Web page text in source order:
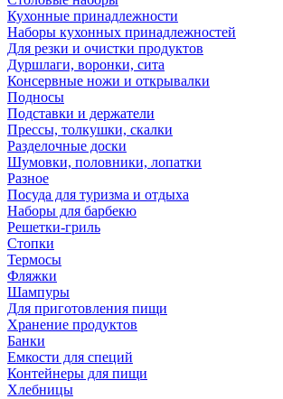
Кухонные принадлежности
Наборы кухонных принадлежностей
Для резки и очистки продуктов
Дуршлаги, воронки, сита
Консервные ножи и открывалки
Подносы
Подставки и держатели
Прессы, толкушки, скалки
Разделочные доски
Шумовки, половники, лопатки
Разное
Посуда для туризма и отдыха
Наборы для барбекю
Решетки-гриль
Стопки
Термосы
Фляжки
Шампуры
Для приготовления пищи
Хранение продуктов
Банки
Емкости для специй
Контейнеры для пищи
Хлебницы